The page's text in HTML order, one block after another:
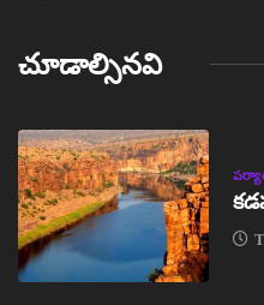
చూడాల్సినవి